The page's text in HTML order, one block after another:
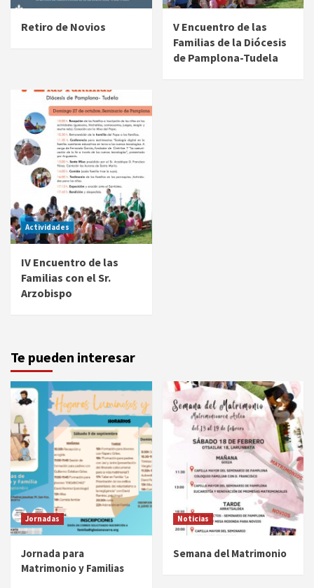
Retiro de Novios
V Encuentro de las
Familias de la Diócesis
de Pamplona-Tudela
Actividades
IV Encuentro de las
Familias con el Sr.
Arzobispo
Te pueden interesar
Jornadas
Jornada para
Matrimonio y Familias
Noticias
Semana del Matrimonio